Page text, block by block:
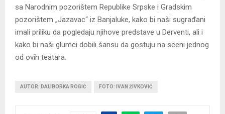
sa Narodnim pozorištem Republike Srpske i Gradskim
pozorištem „Jazavac“ iz Banjaluke, kako bi naši sugrađani
imali priliku da pogledaju njihove predstave u Derventi, ali i
kako bi naši glumci dobili šansu da gostuju na sceni jednog
od ovih teatara.
AUTOR: DALIBORKA ROGIĆ FOTO: IVAN ŽIVKOVIĆ